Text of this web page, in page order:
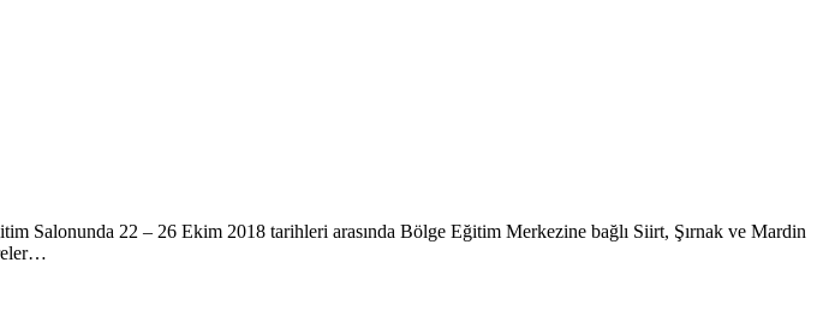
Salonunda 22 – 26 Ekim 2018 tarihleri arasında Bölge Eğitim Merkezine bağlı Siirt, Şırnak ve Mardin